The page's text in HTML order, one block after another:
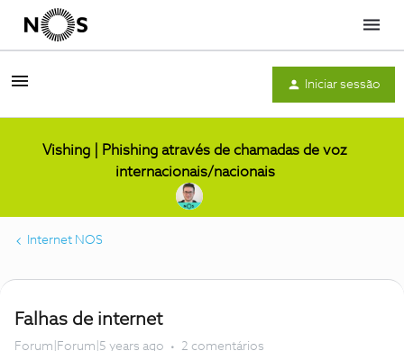
Menu
Iniciar sessão
Vishing | Phishing através de chamadas de voz
internacionais/nacionais
Internet NOS
Falhas de internet
Forum|Forum|5 years ago 2 comentários